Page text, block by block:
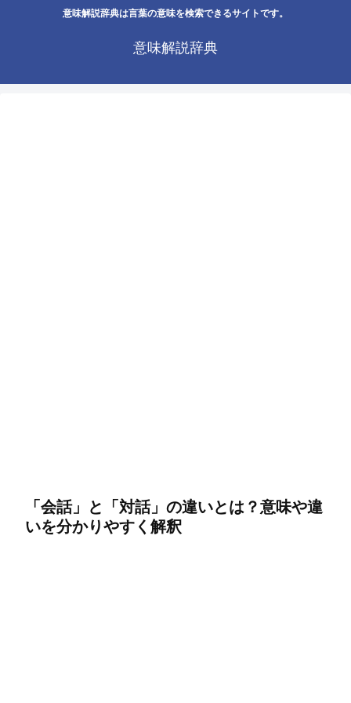
意味解説辞典は言葉の意味を検索できるサイトです。
意味解説辞典
「会話」と「対話」の違いとは？意味や違
いを分かりやすく解釈